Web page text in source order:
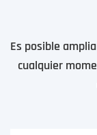
Es posible
cualquier